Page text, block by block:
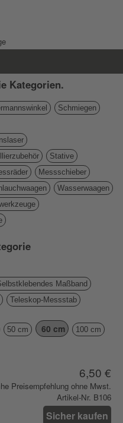
Kategorien.
Schmiegen
Stative
Messschieber
Wasserwaagen
Maßband
Teleskop-Messstab
50 cm 60 cm
100 cm
6,50 €
Preisempfehlung ohne Mwst.
Artikel-Nr. B106
Sicher kaufen